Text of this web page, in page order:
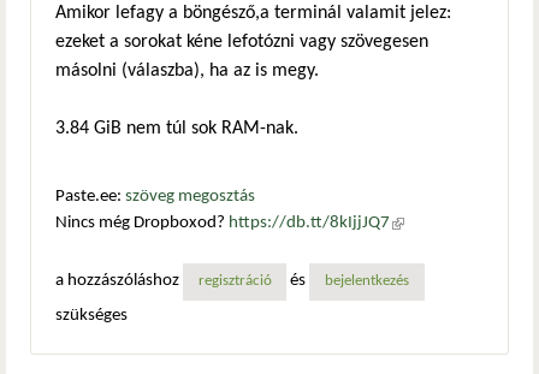
Amikor lefagy a böngésző,a terminál valamit jelez:
ezeket a sorokat kéne lefotózni vagy szövegesen
másolni (válaszba), ha az is megy.
3.84 GiB nem túl sok RAM-nak.
Paste.ee: szöveg megosztás
Nincs még Dropboxod? https://db.tt/8kIjjJQ7 (külső
a hozzászóláshoz
regisztráció és bejelentkezés
szükséges